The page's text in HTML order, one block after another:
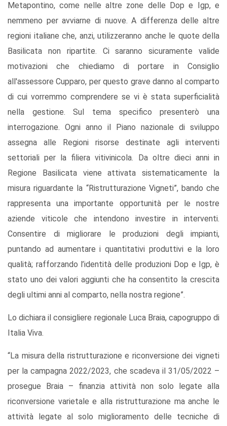
Metapontino, come nelle altre zone delle Dop e Igp, e
nemmeno per avviarne di nuove. A differenza delle altre
regioni italiane che, anzi, utilizzeranno anche le quote della
Basilicata non ripartite. Ci saranno sicuramente valide
motivazioni che chiediamo di portare in Consiglio
all'assessore Cupparo, per questo grave danno al comparto
di cui vorremmo comprendere se vi è stata superficialità
nella gestione. Sul tema specifico presenterò una
interrogazione. Ogni anno il Piano nazionale di sviluppo
assegna alle Regioni risorse destinate agli interventi
settoriali per la filiera vitivinicola. Da oltre dieci anni in
Regione Basilicata viene attivata sistematicamente la
misura riguardante la “Ristrutturazione Vigneti”, bando che
rappresenta una importante opportunità per le nostre
aziende viticole che intendono investire in interventi.
Consentire di migliorare le produzioni degli impianti,
puntando ad aumentare i quantitativi produttivi e la loro
qualità; rafforzando l’identità delle produzioni Dop e Igp, è
stato uno dei valori aggiunti che ha consentito la crescita
degli ultimi anni al comparto, nella nostra regione”.
Lo dichiara il consigliere regionale Luca Braia, capogruppo di
Italia Viva.
“La misura della ristrutturazione e riconversione dei vigneti
per la campagna 2022/2023, che scadeva il 31/05/2022 –
prosegue Braia – finanzia attività non solo legate alla
riconversione varietale e alla ristrutturazione ma anche le
attività legate al solo miglioramento delle tecniche di